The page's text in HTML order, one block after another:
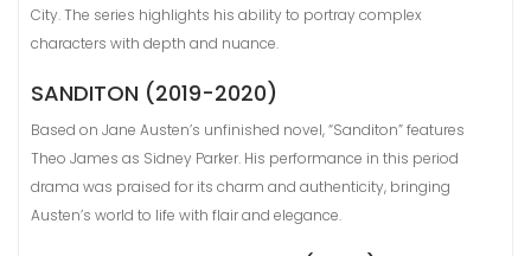
City. The series highlights his ability to portray complex
characters with depth and nuance.
SANDITON (2019-2020)
Based on Jane Austen’s unfinished novel, “Sanditon” features
Theo James as Sidney Parker. His performance in this period
drama was praised for its charm and authenticity, bringing
Austen’s world to life with flair and elegance.